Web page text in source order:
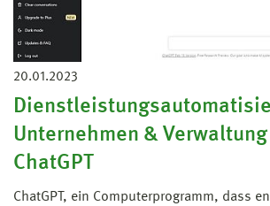
20.01.2023
Unternehmen &
ChatGPT
ChatGPT, ein Computerprogramm, dass